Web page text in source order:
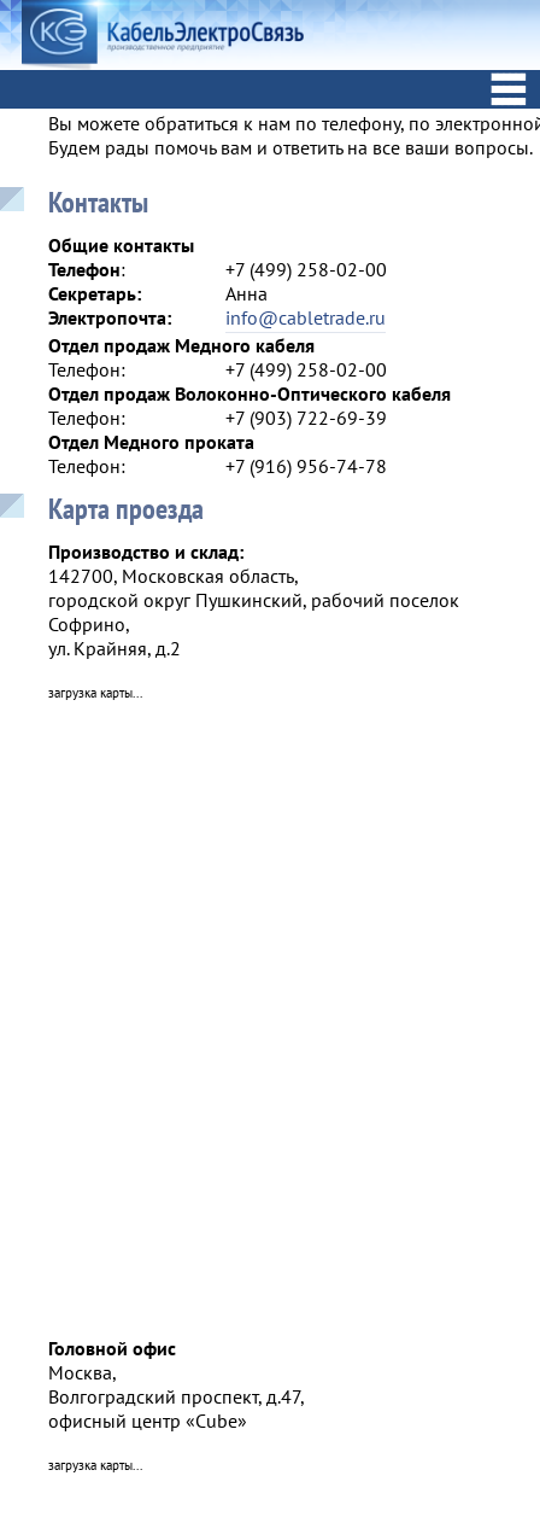
Вы можете обратиться к нам по телефону, по
Будем рады помочь вам и ответить на все ваши вопросы.
Контакты
Общие контакты
Телефон:
+7 (499) 258-02-00
Секретарь:
Анна
Электропочта:
info@cabletrade.ru
Отдел продаж Медного кабеля
Телефон:
+7 (499) 258-02-00
Отдел продаж Волоконно-Оптического кабеля
Телефон:
+7 (903) 722-69-39
Отдел Медного проката
Телефон:
+7 (916) 956-74-78
Карта проезда
Производство и склад:
142700, Московская область,
городской округ Пушкинский, рабочий поселок
Софрино,
ул. Крайняя, д.2
загрузка карты...
Головной офис
Москва,
Волгоградский проспект, д.47,
офисный центр «Cube»
загрузка карты...